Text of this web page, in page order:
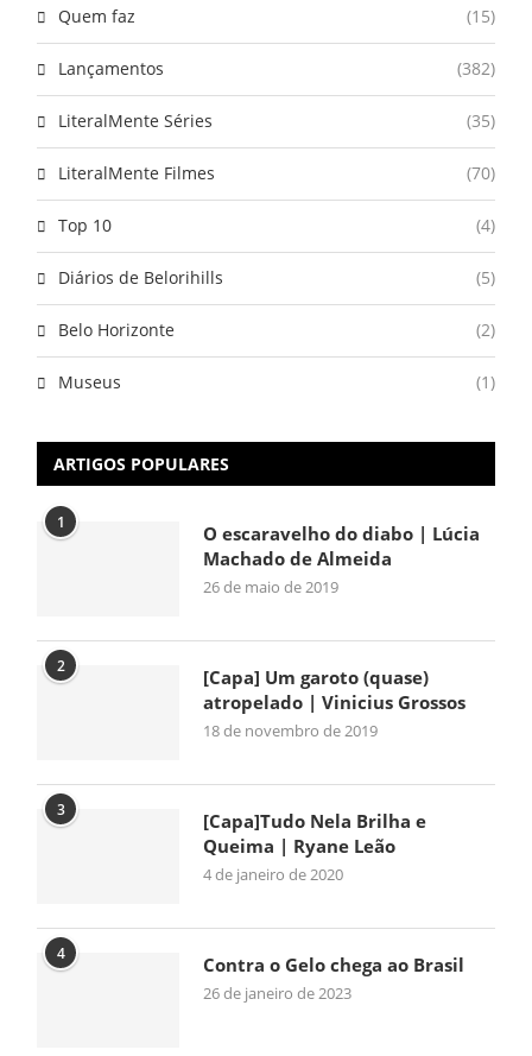
Quem faz (15)
Lançamentos (382)
LiteralMente Séries (35)
LiteralMente Filmes (70)
Top 10 (4)
Diários de Belorihills (5)
Belo Horizonte (2)
Museus (1)
ARTIGOS POPULARES
1
O escaravelho do diabo | Lúcia
Machado de Almeida
26 de maio de 2019
2
[Capa] Um garoto (quase)
atropelado | Vinicius Grossos
18 de novembro de 2019
3
[Capa]Tudo Nela Brilha e
Queima | Ryane Leão
4 de janeiro de 2020
4 Contra o Gelo chega ao Brasil
26 de janeiro de 2023